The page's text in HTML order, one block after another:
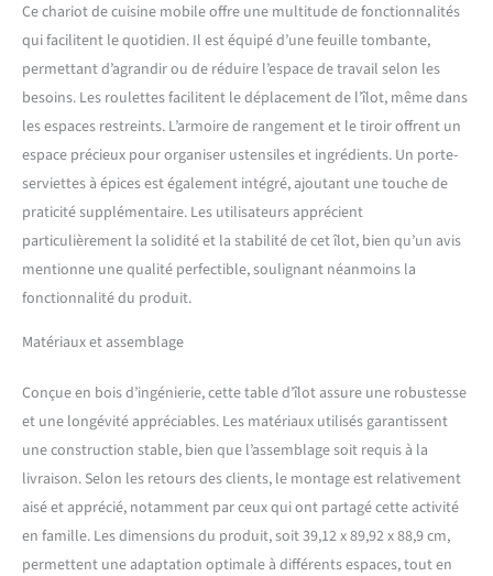
l'efficacité de votre cuisine
Mobilité et polyvalence : les
roues verrouillables de cet
îlot de cuisine et sa rotation
à 360 degrés offrent un
mouvement sans effort, ce
qui le rend adaptable à
n'importe quelle
disposition et flux de travail
de cuisine Utilisation
multifonctionnelle : cet îlot
est plus qu'un simple
un espace de travail. Sa
polyvalence en fait un
incontournable pour tout
type d'intérieur. Il est facile
à assembler avec des
instructions simples
(français non garanti)
Ce chariot de cuisine mobile offre une multitude de fonctionnalités
qui facilitent le quotidien. Il est équipé d’une feuille tombante,
permettant d’agrandir ou de réduire l’espace de travail selon les
besoins. Les roulettes facilitent le déplacement de l’îlot, même dans
les espaces restreints. L’armoire de rangement et le tiroir offrent un
espace précieux pour organiser ustensiles et ingrédients. Un porte-
serviettes à épices est également intégré, ajoutant une touche de
praticité supplémentaire. Les utilisateurs apprécient
particulièrement la solidité et la stabilité de cet îlot, bien qu’un avis
mentionne une qualité perfectible, soulignant néanmoins la
fonctionnalité du produit.
Matériaux et assemblage
Conçue en bois d’ingénierie, cette table d’îlot assure une robustesse
et une longévité appréciables. Les matériaux utilisés garantissent
une construction stable, bien que l’assemblage soit requis à la
livraison. Selon les retours des clients, le montage est relativement
aisé et apprécié, notamment par ceux qui ont partagé cette activité
en famille. Les dimensions du produit, soit 39,12 x 89,92 x 88,9 cm,
permettent une adaptation optimale à différents espaces, tout en